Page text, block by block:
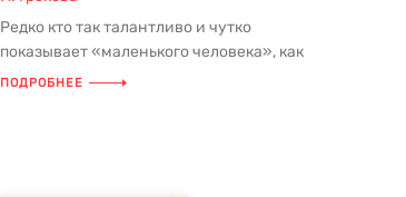
Редко кто так талантливо и чутко
показывает «маленького человека», как
это делает И. Грекова. В прои...
ПОДРОБНЕЕ